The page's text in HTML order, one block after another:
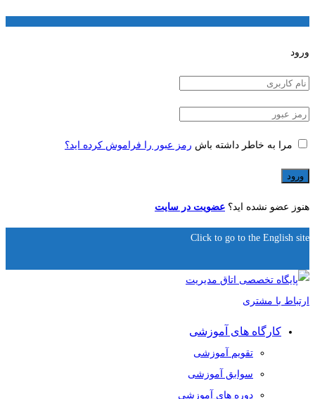
ورود
مرا به خاطر داشته باش رمز عبور را فراموش کرده اید؟
هنوز عضو نشده اید؟ عضویت در سایت
Click to go to the English site
کارگاه های آموزشی
تقویم آموزشی
سوابق آموزشی
دوره های آموزشی